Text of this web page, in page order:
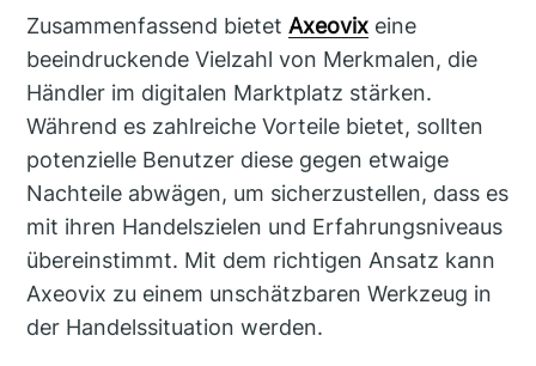
Zusammenfassend bietetAxeovix eine
beeindruckende Vielzahl von Merkmalen, die
Händler im digitalen Marktplatz stärken.
Während es zahlreiche Vorteile bietet, sollten
potenzielle Benutzer diese gegen etwaige
Nachteile abwägen, um sicherzustellen, dass es
mit ihren Handelszielen und Erfahrungsniveaus
übereinstimmt. Mit dem richtigen Ansatz kann
Axeovix zu einem unschätzbaren Werkzeug in
der Handelssituation werden.